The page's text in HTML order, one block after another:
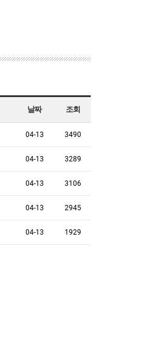
날짜 조회
04-13 3490
04-13 3289
04-13 3106
04-13 2945
04-13 1929